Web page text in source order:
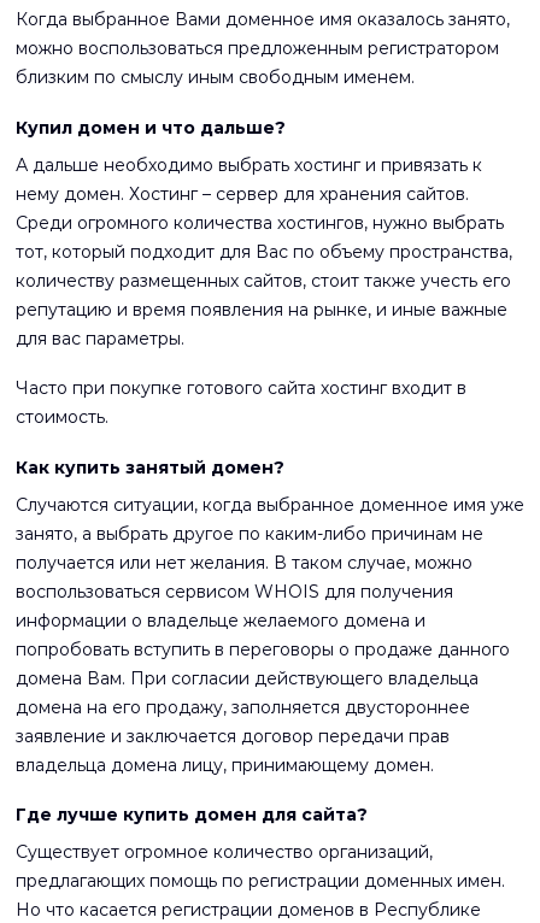
Когда выбранное Вами доменное имя оказалось занято,
можно воспользоваться предложенным регистратором
близким по смыслу иным свободным именем.
Купил домен и что дальше?
А дальше необходимо выбрать хостинг и привязать к
нему домен. Хостинг – сервер для хранения сайтов.
Среди огромного количества хостингов, нужно выбрать
тот, который подходит для Вас по объему пространства,
количеству размещенных сайтов, стоит также учесть его
репутацию и время появления на рынке, и иные важные
для вас параметры.
Часто при покупке готового сайта хостинг входит в
стоимость.
Как купить занятый домен?
Случаются ситуации, когда выбранное доменное имя уже
занято, а выбрать другое по каким-либо причинам не
получается или нет желания. В таком случае, можно
воспользоваться сервисом WHOIS для получения
информации о владельце желаемого домена и
попробовать вступить в переговоры о продаже данного
домена Вам. При согласии действующего владельца
домена на его продажу, заполняется двустороннее
заявление и заключается договор передачи прав
владельца домена лицу, принимающему домен.
Где лучше купить домен для сайта?
Существует огромное количество организаций,
предлагающих помощь по регистрации доменных имен.
Но что касается регистрации доменов в Республике